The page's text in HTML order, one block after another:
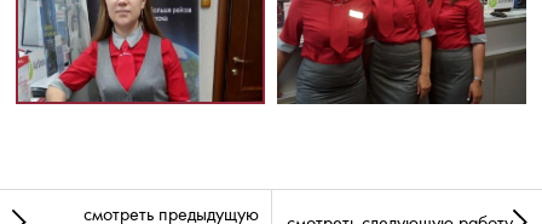
смотреть предыдущую